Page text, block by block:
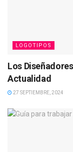
LOGOTIPOS
Los
Actualidad
27 SEPTIEMBRE, 2024